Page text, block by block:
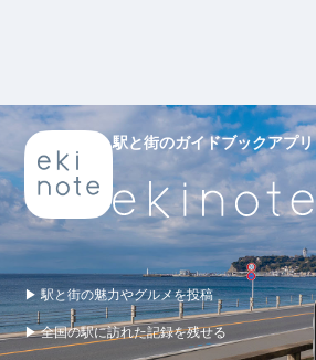
駅と街のガイドブックアプリ
▶ 駅と街の魅力やグルメを投稿
▶ 全国の駅に訪れた記録を残せる